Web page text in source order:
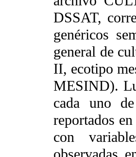
DSSAT,
genéricos
general de
II, ecotipo
MESIND).
cada uno
reportados
con